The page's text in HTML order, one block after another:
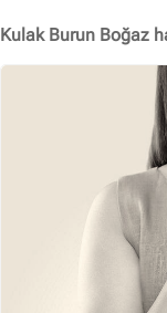
Kulak Burun Boğaz